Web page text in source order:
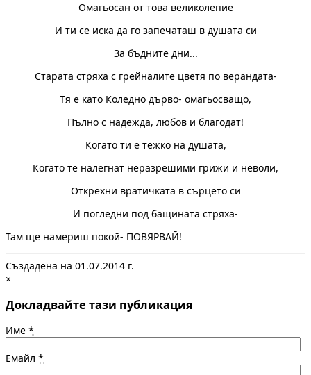
Омагьосан от това великолепие
И ти се иска да го запечаташ в душата си
За бъдните дни...
Старата стряха с грейналите цветя по верандата-
Тя е като Коледно дърво- омагьосващо,
Пълно с надежда, любов и благодат!
Когато ти е тежко на душата,
Когато те налегнат неразрешими грижи и неволи,
Открехни вратичката в сърцето си
И погледни под бащината стряха-
Там ще намериш покой- ПОВЯРВАЙ!
Създадена на 01.07.2014 г.
×
Докладвайте тази публикация
Име *
Емайл *